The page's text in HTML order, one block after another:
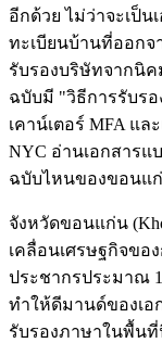
อีกด้วย ไม่ว่าจะเป็
ทะเบียนบ้านที่ออกจ
รับรองบริษัทจากนิ
ฉบับมี "วิธีการรับร
เคาน์เตอร์ MFA แล
NYC อ่านเอกสารแ
ฉบับไหนของขอนแ
จังหวัดขอนแก่น
เคลื่อนเศรษฐกิจขอ
ประชากรประมาณ
ทำให้ดีมานด์ของเอ
รับรองภาษาในพื้นที่